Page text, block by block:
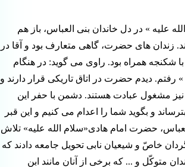
علیه » در دل خاندان بنی العباس، باز هم
زندان های حضرت، گاهی متعارف بود و آقا در
با شکنجه همراه بود. راوی می گوید: در هنگام
دیدم حضرت در اتاق تاریکی قرار دارند و
مشغول عبادت هستند. دشمن با حفر این
و بگوید شما را اعدام می کنیم و این قبر
حضرت امام هادی«سلام الله علیه» تلاش
خاصّ و شیعیان نابی تحویل جامعه دادند که
متوکّل و ... که برخی از آنان مانند ابن